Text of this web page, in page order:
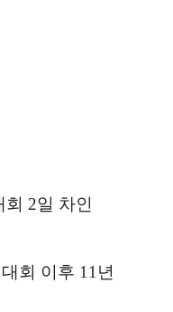
회2일 차인
회 이후 11년